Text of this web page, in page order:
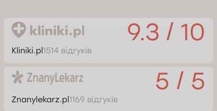
9.3 / 10
Kliniki.pl 1514 відгуків
5 / 5
Znanylekarz.pl 1169 відгуків